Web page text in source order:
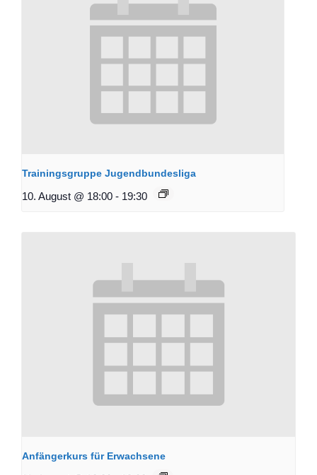
Trainingsgruppe Jugendbundesliga
10. August @ 18:00 - 19:30
Anfängerkurs für Erwachsene